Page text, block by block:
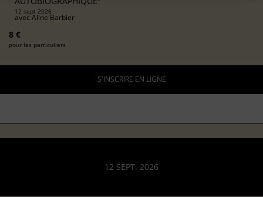
12 sept 2026
avecAline Barbier
8 €
pour les particuliers
S'INSCRIRE EN LIGNE
12 SEPT. 2026